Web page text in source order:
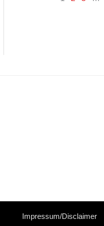
Impressum/Disclaimer